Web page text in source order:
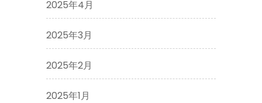
2025年4月
2025年3月
2025年2月
2025年1月